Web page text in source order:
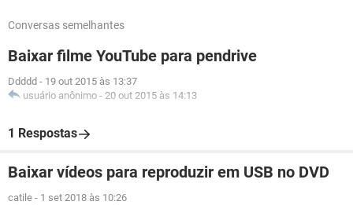
Conversas semelhantes
Baixar filme YouTube para pendrive
Ddddd - 19 out 2015 às 13:37
usuário anônimo - 20 out 2015 às 14:13
1 Respostas
Baixar vídeos para reproduzir em USB no DVD
catile - 1 set 2018 às 10:26